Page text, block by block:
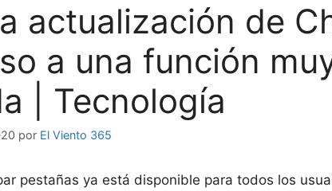
actualización de
a una función
| Tecnología
por El Viento 365
pestañas ya está disponible para todos los